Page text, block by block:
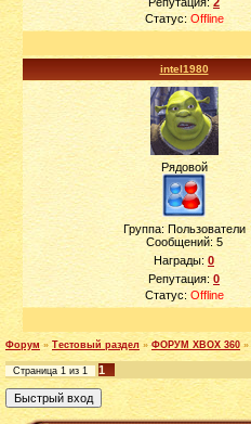
Статус: Offline
intel1980
Рядовой
Группа: Пользователи
Сообщений: 5
Награды:0
Репутация: 0
Статус: Offline
Форум » Тестовый раздел » ФОРУМ XBOX 360 »
Страница 1 из 1
1